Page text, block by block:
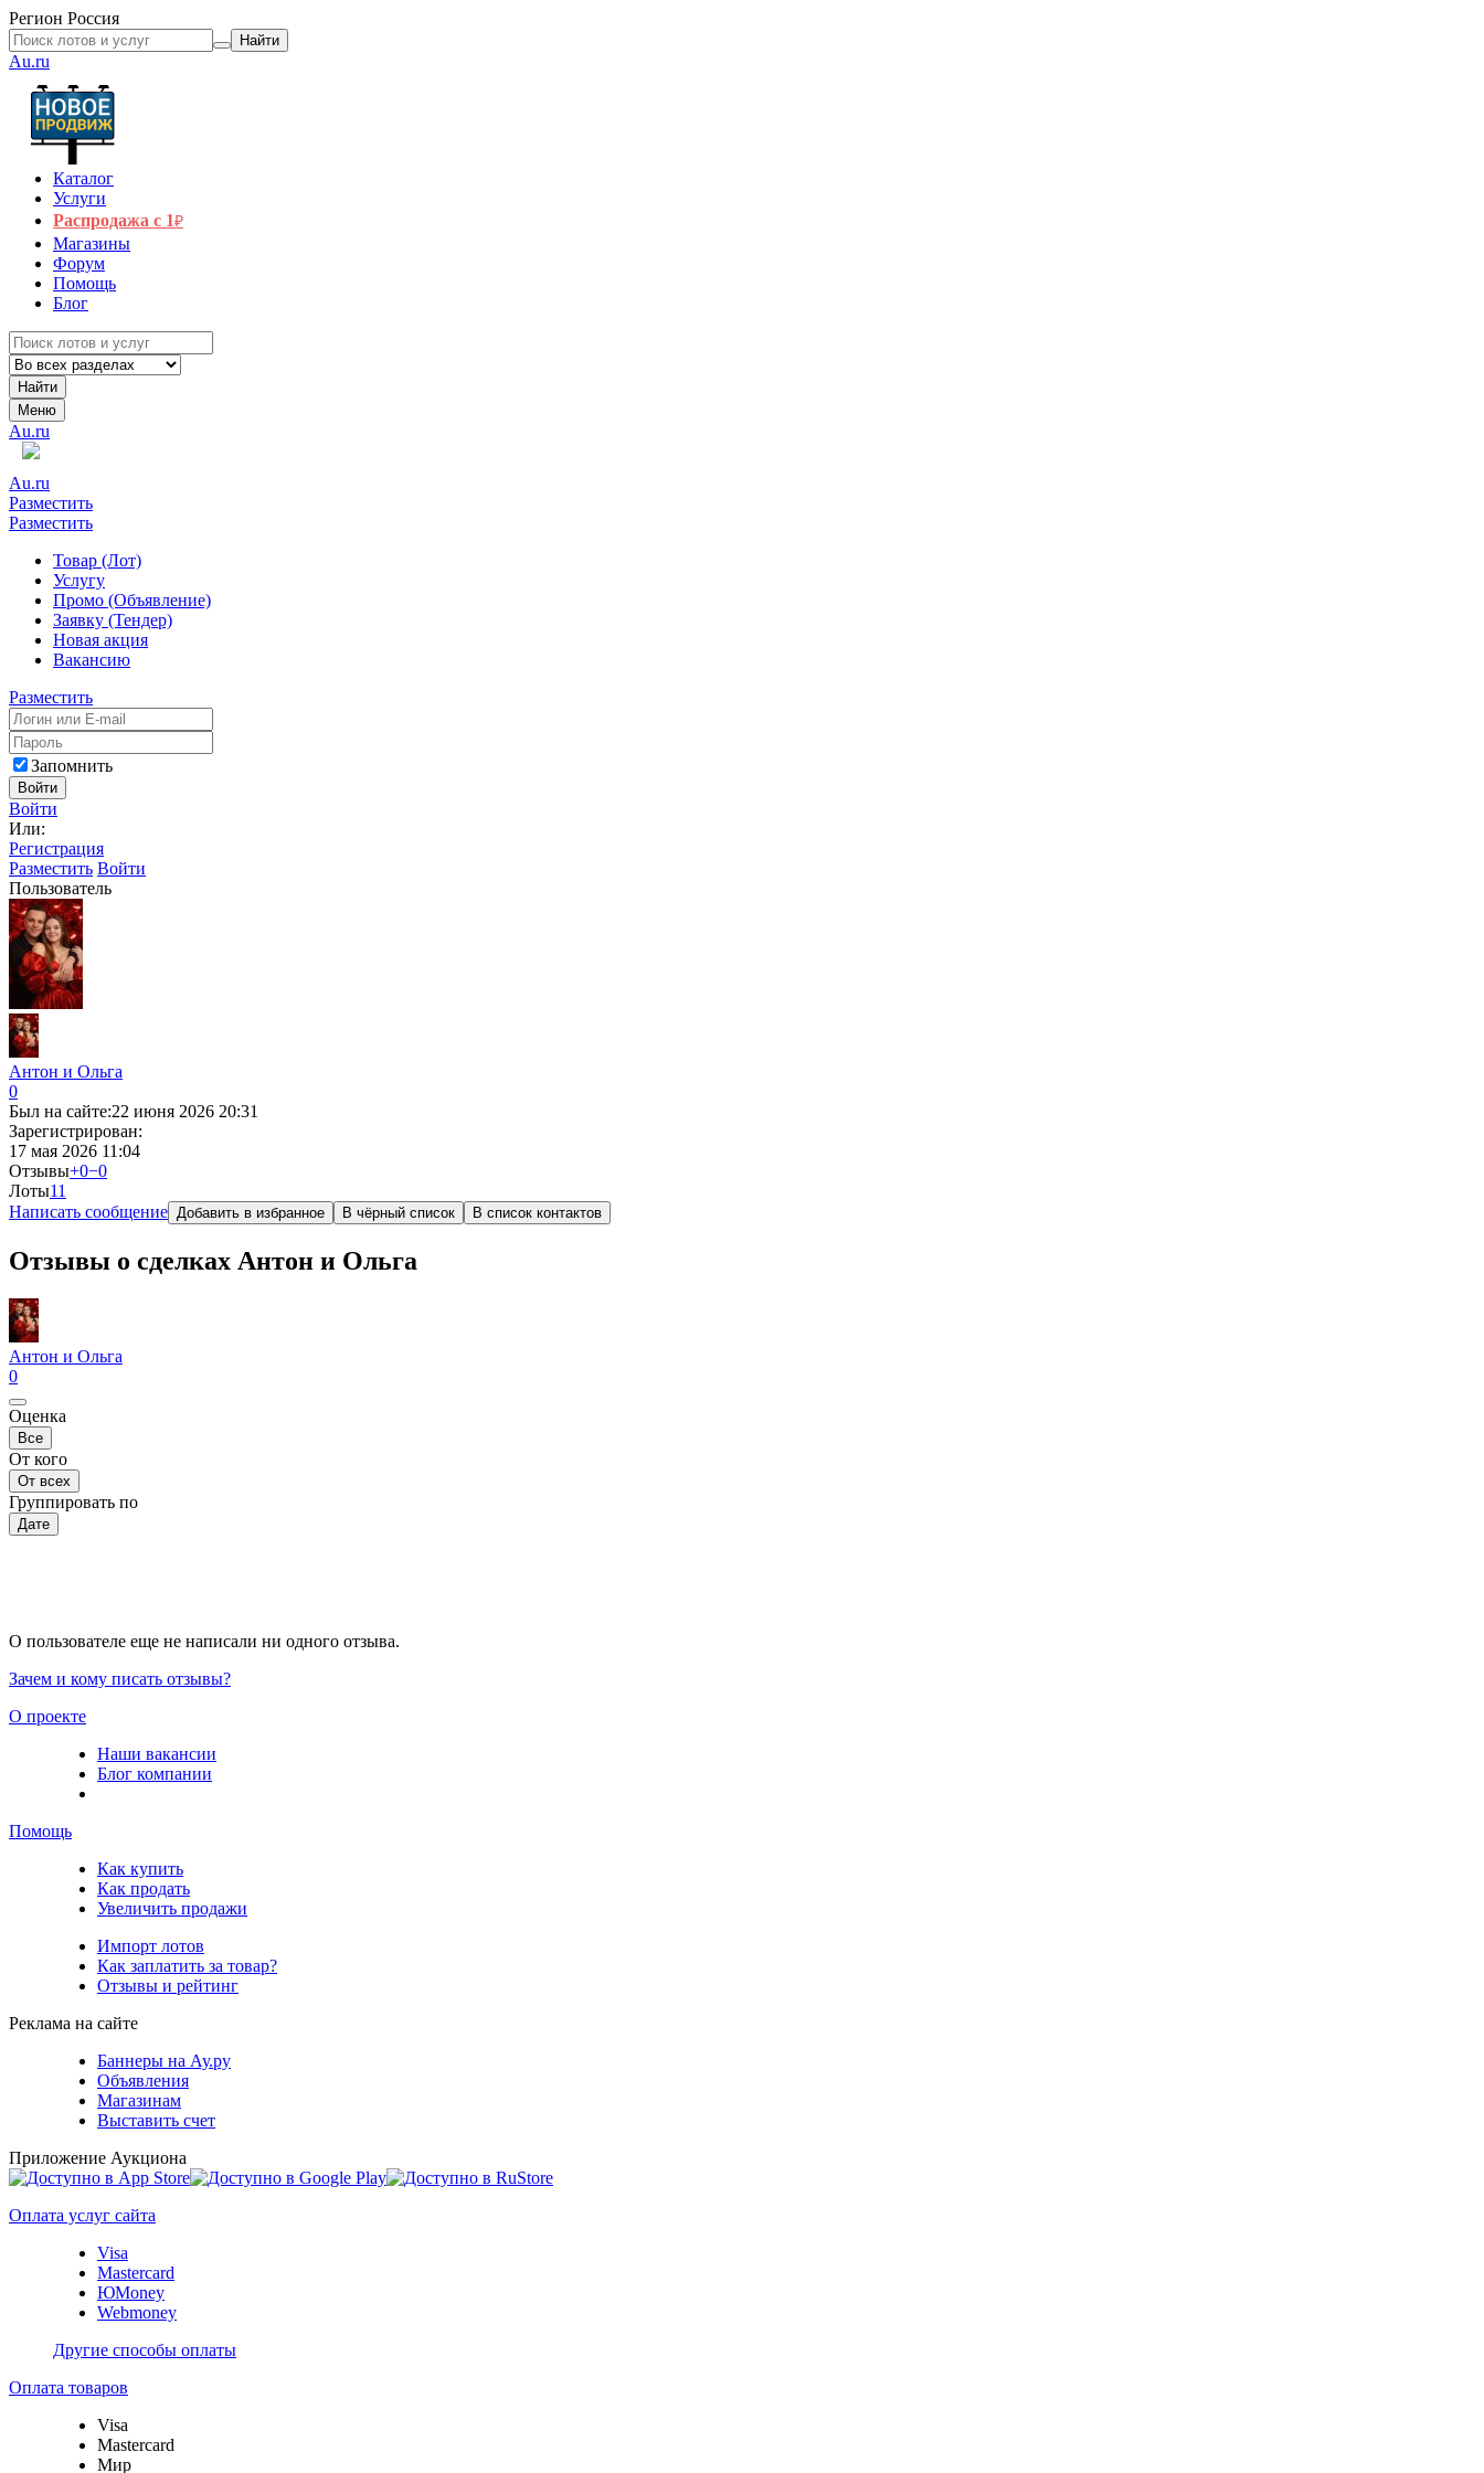
Регион Россия
Найти
Au.ru
Каталог
Услуги
Распродажа с 1₽
Магазины
Форум
Помощь
Блог
Найти
Меню
Au.ru
Au.ru
Разместить
Разместить
Товар (Лот)
Услугу
Промо (Объявление)
Заявку (Тендер)
Новая акция
Вакансию
Разместить
Запомнить
Войти
Войти
Или:
Регистрация
Разместить Войти
Пользователь
Антон и Ольга
0
Был на сайте:22 июня 2026 20:31
Зарегистрирован:
17 мая 2026 11:04
Отзывы+0−0
Лоты11
Написать сообщение Добавить в избранное В чёрный список В список контактов
Отзывы о сделках Антон и Ольга
Антон и Ольга
0
Оценка
Все
От кого
От всех
Группировать по
Дате
О пользователе еще не написали ни одного отзыва.
Зачем и кому писать отзывы?
О проекте
Наши вакансии
Блог компании
Помощь
Как купить
Как продать
Увеличить продажи
Импорт лотов
Как заплатить за товар?
Отзывы и рейтинг
Реклама на сайте
Баннеры на Ау.ру
Объявления
Магазинам
Выставить счет
Приложение Аукциона
Оплата услуг сайта
Visa
Mastercard
ЮMoney
Webmoney
Другие способы оплаты
Оплата товаров
Visa
Mastercard
Мир